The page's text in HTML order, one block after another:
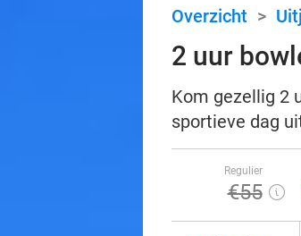
Overzicht >
2 uur
Kom gezellig 2
sportieve dag
Regulier
€55